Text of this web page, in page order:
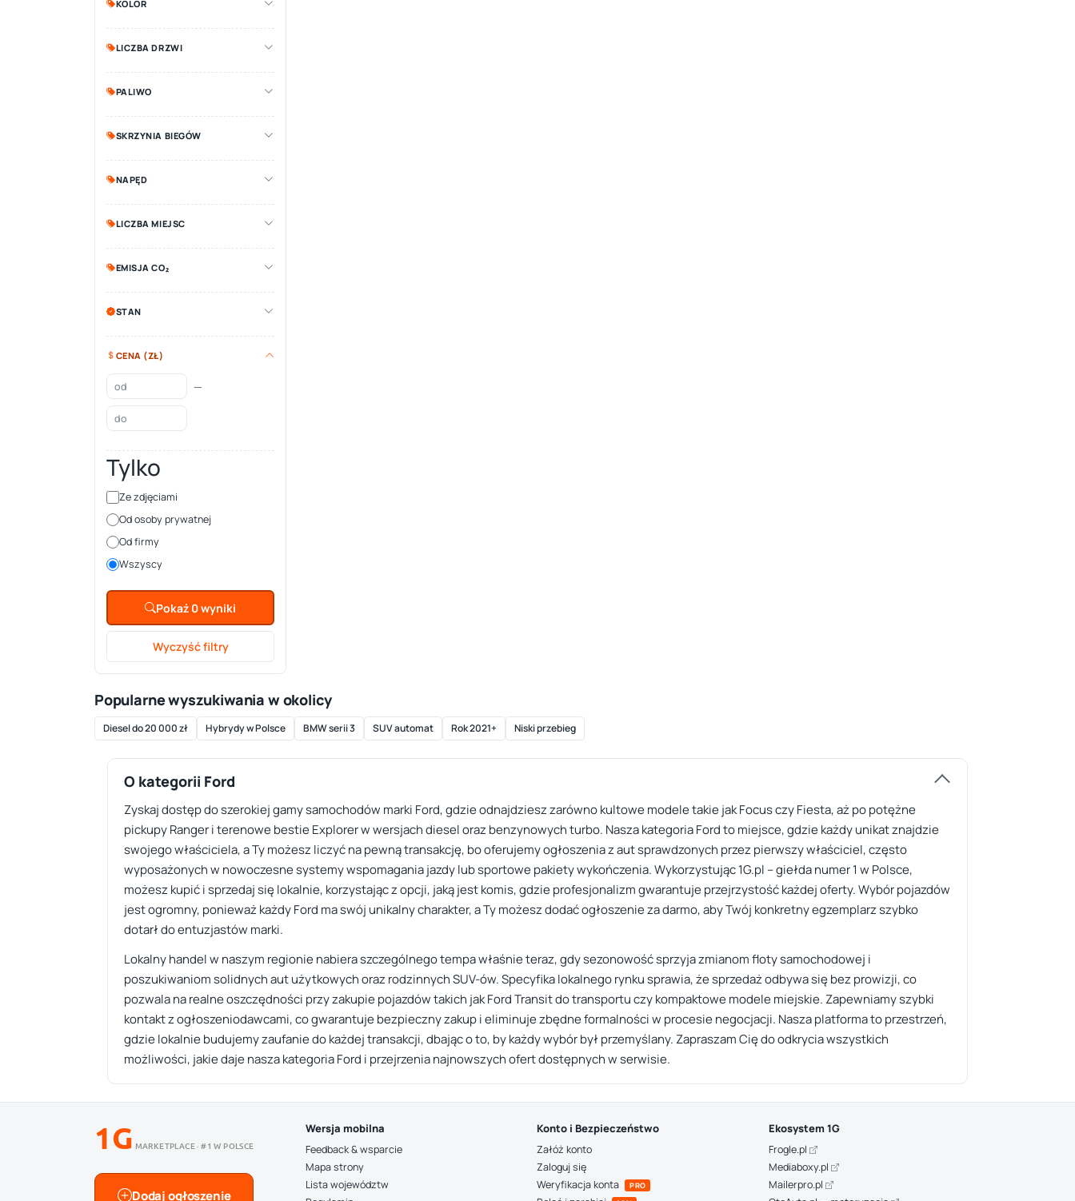
KOLOR
LICZBA DRZWI
PALIWO
SKRZYNIA BIEGÓW
NAPĘD
LICZBA MIEJSC
EMISJA CO₂
STAN
CENA (ZŁ)
—
Tylko
Ze zdjęciami
Od osoby prywatnej
Od firmy
Wszyscy
Pokaż 0 wyniki
Wyczyść filtry
Popularne wyszukiwania w okolicy
Diesel do 20 000 zł Hybrydy w Polsce BMW serii 3 SUV automat Rok 2021+ Niski przebieg
O kategorii Ford
Zyskaj dostęp do szerokiej gamy samochodów marki Ford, gdzie odnajdziesz zarówno kultowe modele takie jak Focus czy Fiesta, aż po potężne
pickupy Ranger i terenowe bestie Explorer w wersjach diesel oraz benzynowych turbo. Nasza kategoria Ford to miejsce, gdzie każdy unikat znajdzie
swojego właściciela, a Ty możesz liczyć na pewną transakcję, bo oferujemy ogłoszenia z aut sprawdzonych przez pierwszy właściciel, często
wyposażonych w nowoczesne systemy wspomagania jazdy lub sportowe pakiety wykończenia. Wykorzystując 1G.pl – giełda numer 1 w Polsce,
możesz kupić i sprzedaj się lokalnie, korzystając z opcji, jaką jest komis, gdzie profesjonalizm gwarantuje przejrzystość każdej oferty. Wybór pojazdów
jest ogromny, ponieważ każdy Ford ma swój unikalny charakter, a Ty możesz dodać ogłoszenie za darmo, aby Twój konkretny egzemplarz szybko
dotarł do entuzjastów marki.
Lokalny handel w naszym regionie nabiera szczególnego tempa właśnie teraz, gdy sezonowość sprzyja zmianom floty samochodowej i
poszukiwaniom solidnych aut użytkowych oraz rodzinnych SUV-ów. Specyfika lokalnego rynku sprawia, że sprzedaż odbywa się bez prowizji, co
pozwala na realne oszczędności przy zakupie pojazdów takich jak Ford Transit do transportu czy kompaktowe modele miejskie. Zapewniamy szybki
kontakt z ogłoszeniodawcami, co gwarantuje bezpieczny zakup i eliminuje zbędne formalności w procesie negocjacji. Nasza platforma to przestrzeń,
gdzie lokalnie budujemy zaufanie do każdej transakcji, dbając o to, by każdy wybór był przemyślany. Zapraszam Cię do odkrycia wszystkich
możliwości, jakie daje nasza kategoria Ford i przejrzenia najnowszych ofert dostępnych w serwisie.
1G MARKETPLACE · #1 W POLSCE
Dodaj ogłoszenie
Wersja mobilna
Feedback & wsparcie
Mapa strony
Lista województw
Konto i Bezpieczeństwo
Załóż konto
Zaloguj się
Weryfikacja konta
PRO
Ekosystem 1G
Frogle.pl
Mediaboxy.pl
Mailerpro.pl